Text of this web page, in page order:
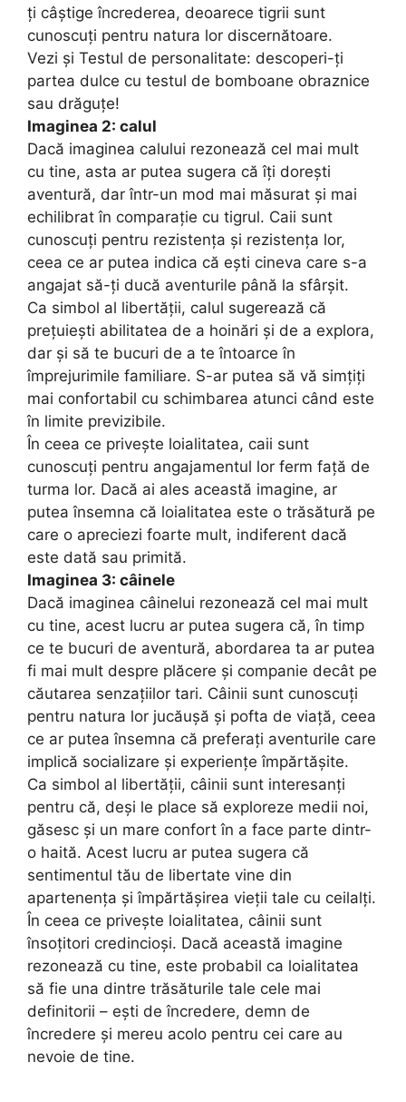
ți câștige încrederea, deoarece tigrii sunt
cunoscuți pentru natura lor discernătoare.
Vezi și Testul de personalitate: descoperi-ți
partea dulce cu testul de bomboane obraznice
sau drăguțe!
Imaginea 2: calul
Dacă imaginea calului rezonează cel mai mult
cu tine, asta ar putea sugera că îți dorești
aventură, dar într-un mod mai măsurat și mai
echilibrat în comparație cu tigrul. Caii sunt
cunoscuți pentru rezistența și rezistența lor,
ceea ce ar putea indica că ești cineva care s-a
angajat să-ți ducă aventurile până la sfârșit.
Ca simbol al libertății, calul sugerează că
prețuiești abilitatea de a hoinări și de a explora,
dar și să te bucuri de a te întoarce în
împrejurimile familiare. S-ar putea să vă simțiți
mai confortabil cu schimbarea atunci când este
în limite previzibile.
În ceea ce privește loialitatea, caii sunt
cunoscuți pentru angajamentul lor ferm față de
turma lor. Dacă ai ales această imagine, ar
putea însemna că loialitatea este o trăsătură pe
care o apreciezi foarte mult, indiferent dacă
este dată sau primită.
Imaginea 3: câinele
Dacă imaginea câinelui rezonează cel mai mult
cu tine, acest lucru ar putea sugera că, în timp
ce te bucuri de aventură, abordarea ta ar putea
fi mai mult despre plăcere și companie decât pe
căutarea senzațiilor tari. Câinii sunt cunoscuți
pentru natura lor jucăușă și pofta de viață, ceea
ce ar putea însemna că preferați aventurile care
implică socializare și experiențe împărtășite.
Ca simbol al libertății, câinii sunt interesanți
pentru că, deși le place să exploreze medii noi,
găsesc și un mare confort în a face parte dintr-
o haită. Acest lucru ar putea sugera că
sentimentul tău de libertate vine din
apartenența și împărtășirea vieții tale cu ceilalți.
În ceea ce privește loialitatea, câinii sunt
însoțitori credincioși. Dacă această imagine
rezonează cu tine, este probabil ca loialitatea
să fie una dintre trăsăturile tale cele mai
definitorii – ești de încredere, demn de
încredere și mereu acolo pentru cei care au
nevoie de tine.